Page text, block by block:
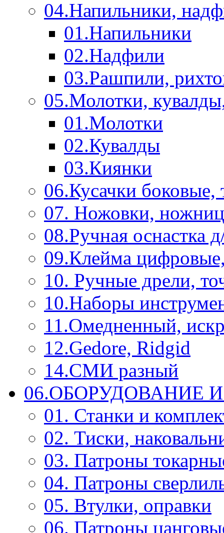
04.Напильники,
01.Напильники
02.Надфили
03.Рашпили,
05.Молотки,
01.Молотки
02.Кувалды
03.Киянки
06.Кусачки боковые,
07. Ножовки,
08.Ручная оснастка
09.Клейма
10. Ручные дрели,
10.Наборы
11.Омедненный,
12.Gedore, Ridgid
14.СМИ разный
06.ОБОРУДОВАНИЕ
01. Станки и
02. Тиски,
03. Патроны
04. Патроны
05. Втулки, оправки
06. Патроны